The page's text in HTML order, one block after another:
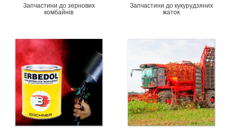
Запчастини до зернових
комбайнів
Запчастини до кукурудзяних
жаток